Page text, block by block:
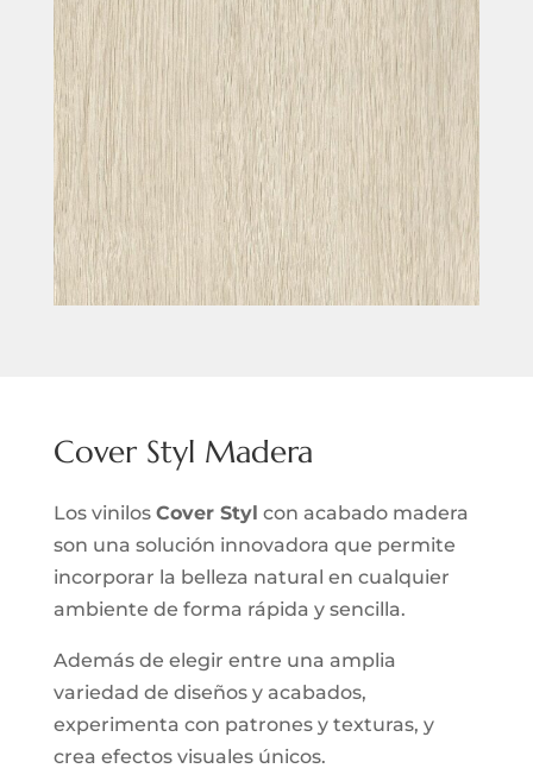
Cover Styl Madera
Los vinilos Cover Styl con acabado madera
son una solución innovadora que permite
incorporar la belleza natural en cualquier
ambiente de forma rápida y sencilla.
Además de elegir entre una amplia
variedad de diseños y acabados,
experimenta con patrones y texturas, y
crea efectos visuales únicos.